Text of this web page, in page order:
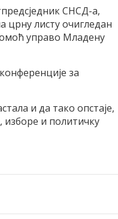
СНСД-а,
листу очигледан
управо Младену
за
и да тако опстаје,
изборе и политичку